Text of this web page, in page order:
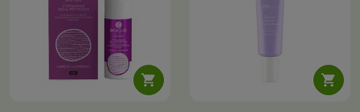
 